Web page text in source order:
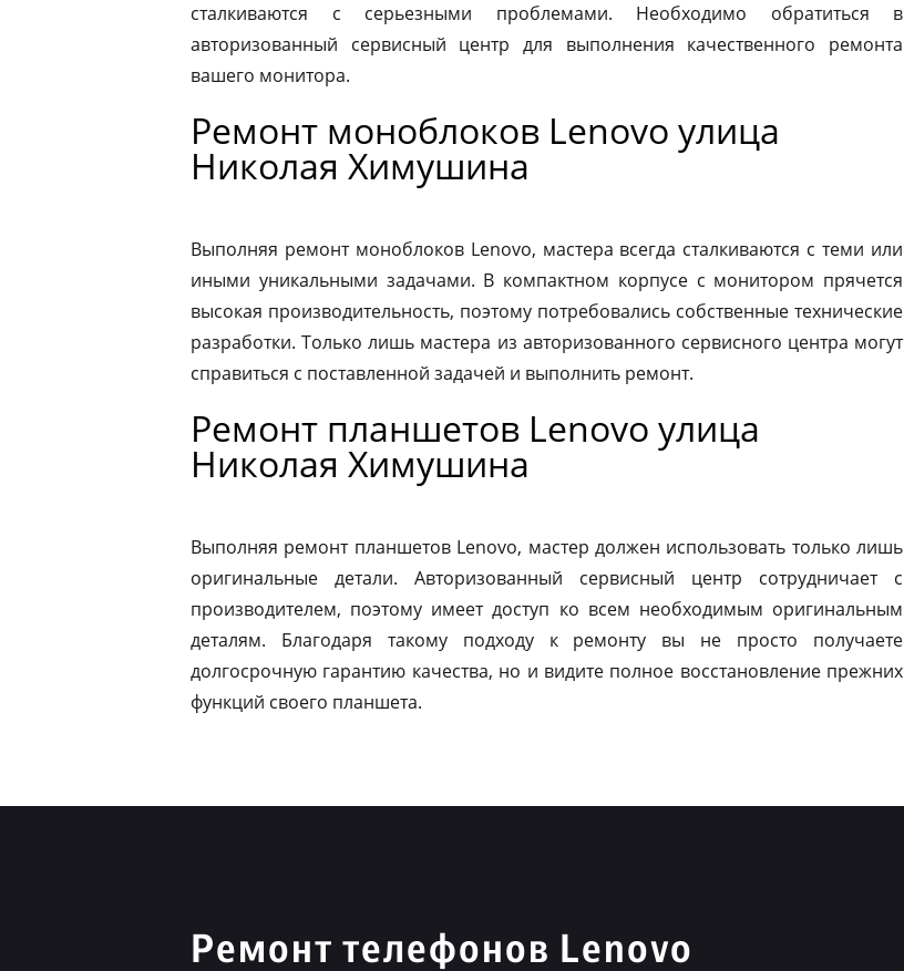
сталкиваются с серьезными проблемами. Необходимо обратиться в
авторизованный сервисный центр для выполнения качественного ремонта
вашего монитора.
Ремонт моноблоков Lenovo улица
Николая Химушина
Выполняя ремонт моноблоков Lenovo, мастера всегда сталкиваются с теми или
иными уникальными задачами. В компактном корпусе с монитором прячется
высокая производительность, поэтому потребовались собственные технические
разработки. Только лишь мастера из авторизованного сервисного центра могут
справиться с поставленной задачей и выполнить ремонт.
Ремонт планшетов Lenovo улица
Николая Химушина
Выполняя ремонт планшетов Lenovo, мастер должен использовать только лишь
оригинальные детали. Авторизованный сервисный центр сотрудничает с
производителем, поэтому имеет доступ ко всем необходимым оригинальным
деталям. Благодаря такому подходу к ремонту вы не просто получаете
долгосрочную гарантию качества, но и видите полное восстановление прежних
функций своего планшета.
Ремонт телефонов Lenovo